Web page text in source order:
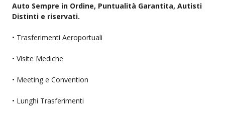
Auto Sempre in Ordine, Puntualità Garantita, Autisti
Distinti e riservati.
• Trasferimenti Aeroportuali
• Visite Mediche
• Meeting e Convention
• Lunghi Trasferimenti